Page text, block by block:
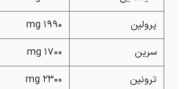
پرولین
1990 mg
سرین
1700 mg
ترونین
2300 mg